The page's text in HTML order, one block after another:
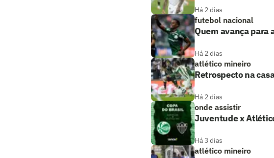
Há 2 dias
futebol nacional
Quem avança para
Há 2 dias
atlético mineiro
Retrospecto na
Há 2 dias
onde assistir
Juventude x
Há 3 dias
atlético mineiro